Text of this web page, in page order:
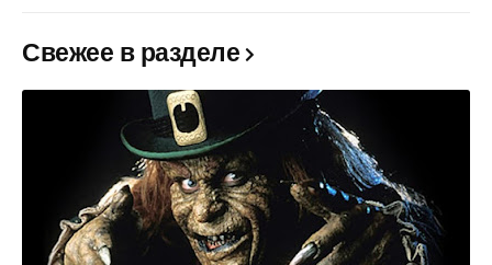
Свежее в разделе